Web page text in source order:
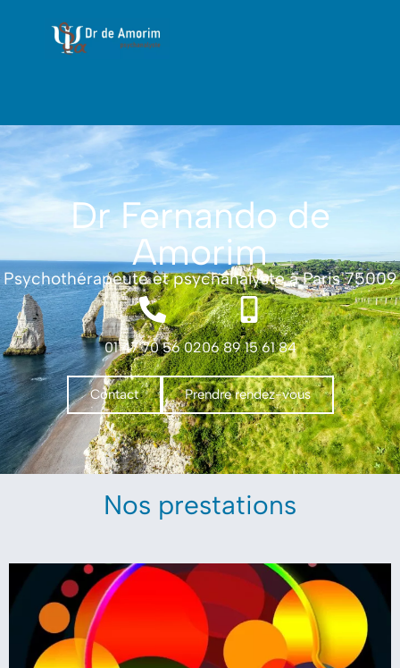
Dr Fernando de
Amorim
Psychothérapeute et psychanalyste à Paris 75009
01 47 70 56 0206 89 15 61 84
Contact Prendre rendez-vous
Nos prestations